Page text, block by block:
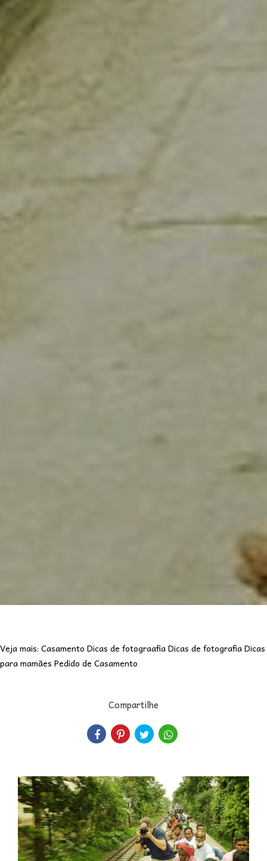
Veja mais: Casamento Dicas de fotograafiaDicas de fotografiaDicas
para mamães Pedido de Casamento
Compartilhe